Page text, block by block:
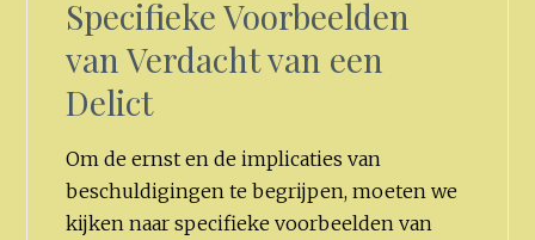
Specifieke Voorbeelden
van Verdacht van een
Delict
Om de ernst en de implicaties van
beschuldigingen te begrijpen, moeten we
kijken naar specifieke voorbeelden van